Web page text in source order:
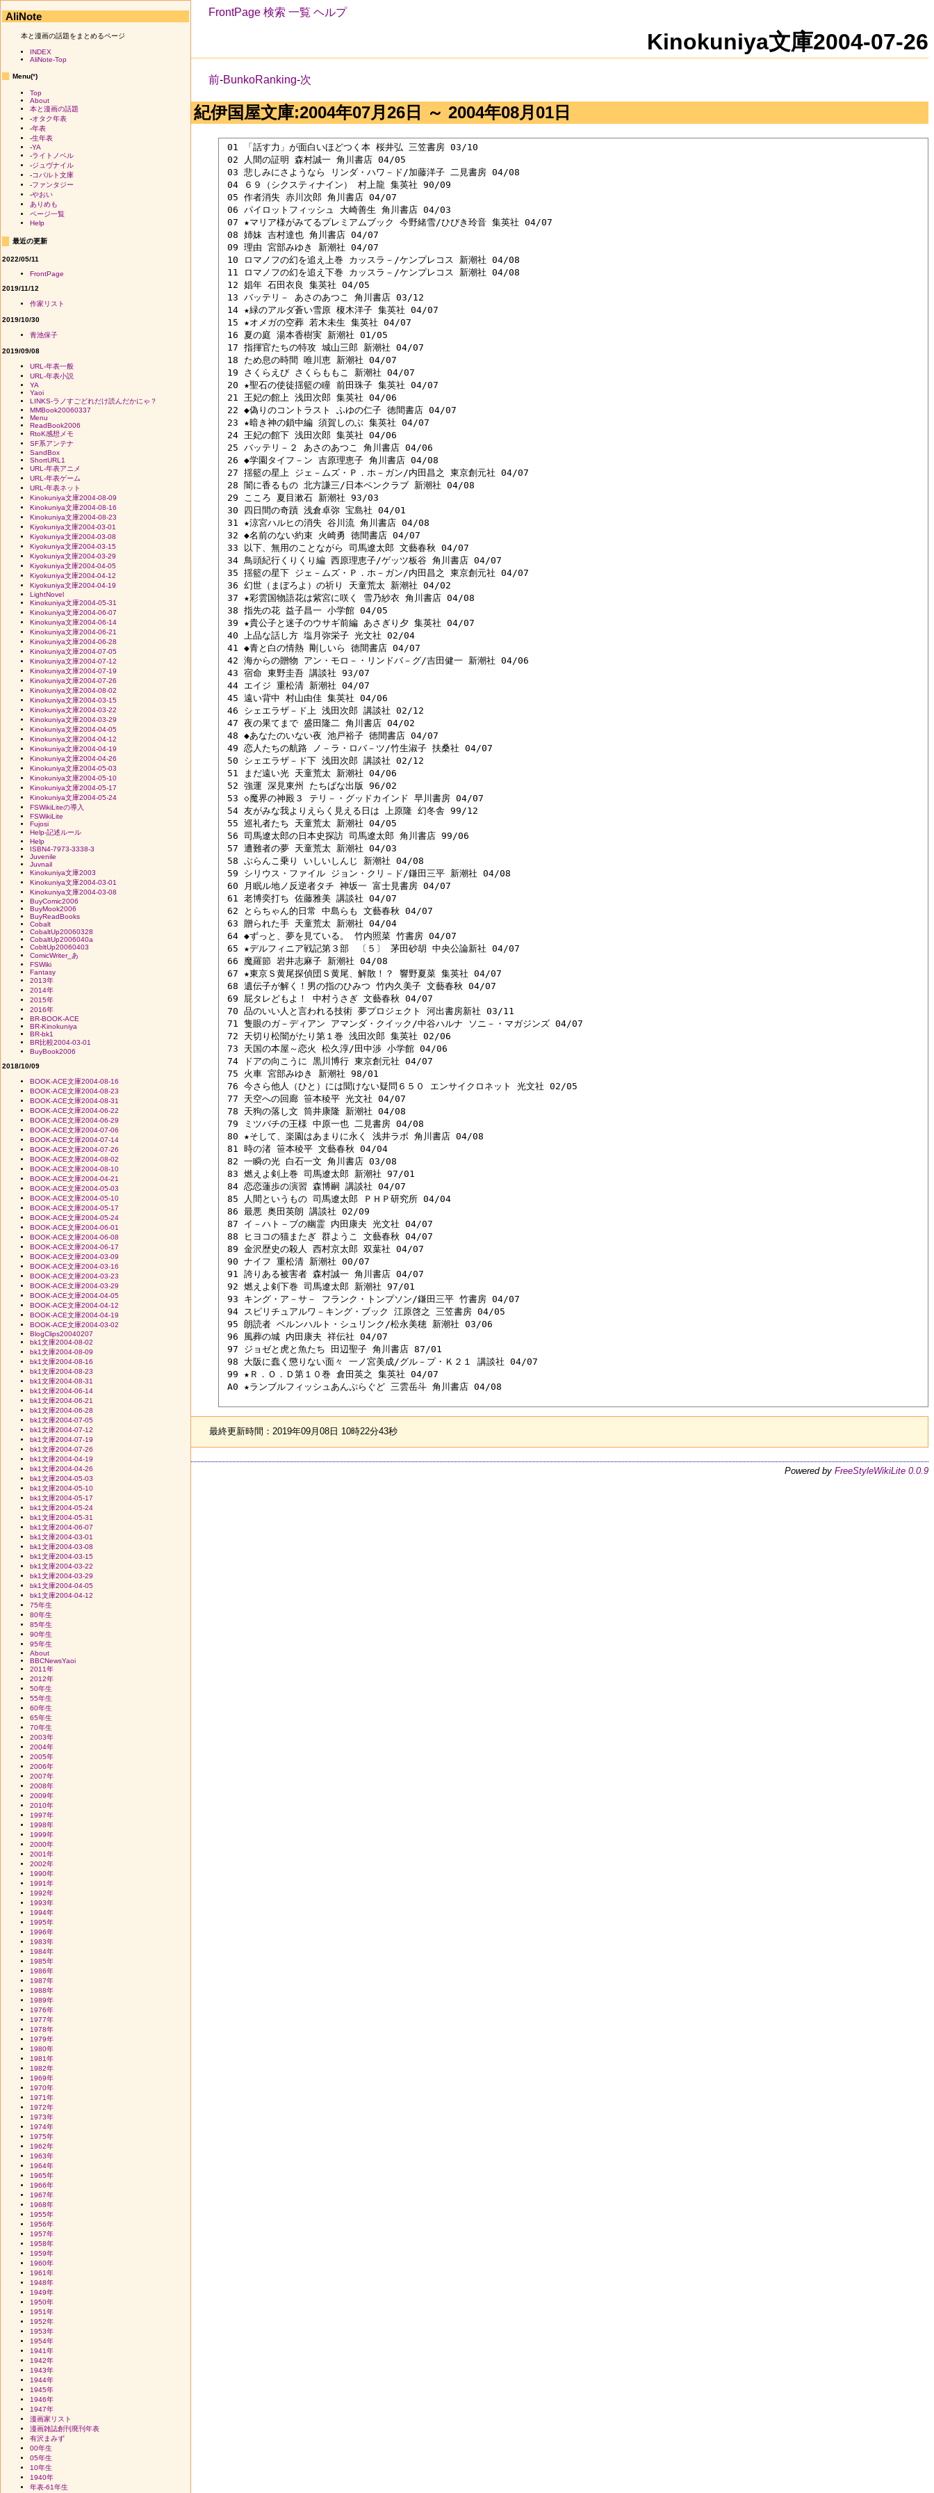
FrontPage 検索 一覧 ヘルプ
Kinokuniya文庫2004-07-26
前-BunkoRanking-次
紀伊国屋文庫:2004年07月26日 ～ 2004年08月01日
01 「話す力」が面白いほどつく本 桜井弘 三笠書房 03/10
02 人間の証明 森村誠一 角川書店 04/05
03 悲しみにさようなら リンダ・ハワ－ド/加藤洋子 二見書房 04/08
04 ６９（シクスティナイン） 村上龍 集英社 90/09
05 作者消失 赤川次郎 角川書店 04/07
06 パイロットフィッシュ 大崎善生 角川書店 04/03
07 ★マリア様がみてるプレミアムブック 今野緒雪/ひびき玲音 集英社 04/07
08 姉妹 吉村達也 角川書店 04/07
09 理由 宮部みゆき 新潮社 04/07
10 ロマノフの幻を追え上巻 カッスラ－/ケンプレコス 新潮社 04/08
11 ロマノフの幻を追え下巻 カッスラ－/ケンプレコス 新潮社 04/08
12 娼年 石田衣良 集英社 04/05
13 バッテリ－ あさのあつこ 角川書店 03/12
14 ★緑のアルダ蒼い雪原 榎木洋子 集英社 04/07
15 ★オメガの空葬 若木未生 集英社 04/07
16 夏の庭 湯本香樹実 新潮社 01/05
17 指揮官たちの特攻 城山三郎 新潮社 04/07
18 ため息の時間 唯川恵 新潮社 04/07
19 さくらえび さくらももこ 新潮社 04/07
20 ★聖石の使徒揺籃の瞳 前田珠子 集英社 04/07
21 王妃の館上 浅田次郎 集英社 04/06
22 ◆偽りのコントラスト ふゆの仁子 徳間書店 04/07
23 ★暗き神の鎖中編 須賀しのぶ 集英社 04/07
24 王妃の館下 浅田次郎 集英社 04/06
25 バッテリ－２ あさのあつこ 角川書店 04/06
26 ◆学園タイフ－ン 吉原理恵子 角川書店 04/08
27 揺籃の星上 ジェ－ムズ・Ｐ．ホ－ガン/内田昌之 東京創元社 04/07
28 闇に香るもの 北方謙三/日本ペンクラブ 新潮社 04/08
29 こころ 夏目漱石 新潮社 93/03
30 四日間の奇蹟 浅倉卓弥 宝島社 04/01
31 ★涼宮ハルヒの消失 谷川流 角川書店 04/08
32 ◆名前のない約束 火崎勇 徳間書店 04/07
33 以下、無用のことながら 司馬遼太郎 文藝春秋 04/07
34 鳥頭紀行くりくり編 西原理恵子/ゲッツ板谷 角川書店 04/07
35 揺籃の星下 ジェ－ムズ・Ｐ．ホ－ガン/内田昌之 東京創元社 04/07
36 幻世（まぼろよ）の祈り 天童荒太 新潮社 04/02
37 ★彩雲国物語花は紫宮に咲く 雪乃紗衣 角川書店 04/08
38 指先の花 益子昌一 小学館 04/05
39 ★貴公子と迷子のウサギ前編 あさぎり夕 集英社 04/07
40 上品な話し方 塩月弥栄子 光文社 02/04
41 ◆青と白の情熱 剛しいら 徳間書店 04/07
42 海からの贈物 アン・モロ－・リンドバ－グ/吉田健一 新潮社 04/06
43 宿命 東野圭吾 講談社 93/07
44 エイジ 重松清 新潮社 04/07
45 遠い背中 村山由佳 集英社 04/06
46 シェエラザ－ド上 浅田次郎 講談社 02/12
47 夜の果てまで 盛田隆二 角川書店 04/02
48 ◆あなたのいない夜 池戸裕子 徳間書店 04/07
49 恋人たちの航路 ノ－ラ・ロバ－ツ/竹生淑子 扶桑社 04/07
50 シェエラザ－ド下 浅田次郎 講談社 02/12
51 まだ遠い光 天童荒太 新潮社 04/06
52 強運 深見東州 たちばな出版 96/02
53 ◇魔界の神殿３ テリ－・グッドカインド 早川書房 04/07
54 友がみな我よりえらく見える日は 上原隆 幻冬舎 99/12
55 巡礼者たち 天童荒太 新潮社 04/05
56 司馬遼太郎の日本史探訪 司馬遼太郎 角川書店 99/06
57 遭難者の夢 天童荒太 新潮社 04/03
58 ぶらんこ乗り いしいしんじ 新潮社 04/08
59 シリウス・ファイル ジョン・クリ－ド/鎌田三平 新潮社 04/08
60 月眠ル地ノ反逆者タチ 神坂一 富士見書房 04/07
61 老博奕打ち 佐藤雅美 講談社 04/07
62 とらちゃん的日常 中島らも 文藝春秋 04/07
63 贈られた手 天童荒太 新潮社 04/04
64 ◆ずっと、夢を見ている。 竹内照菜 竹書房 04/07
65 ★デルフィニア戦記第３部　〔５〕 茅田砂胡 中央公論新社 04/07
66 魔羅節 岩井志麻子 新潮社 04/08
67 ★東京Ｓ黄尾探偵団Ｓ黄尾、解散！？ 響野夏菜 集英社 04/07
68 遺伝子が解く！男の指のひみつ 竹内久美子 文藝春秋 04/07
69 屁タレどもよ！ 中村うさぎ 文藝春秋 04/07
70 品のいい人と言われる技術 夢プロジェクト 河出書房新社 03/11
71 隻眼のガ－ディアン アマンダ・クイック/中谷ハルナ ソニ－・マガジンズ 04/07
72 天切り松闇がたり第１巻 浅田次郎 集英社 02/06
73 天国の本屋～恋火 松久淳/田中渉 小学館 04/06
74 ドアの向こうに 黒川博行 東京創元社 04/07
75 火車 宮部みゆき 新潮社 98/01
76 今さら他人（ひと）には聞けない疑問６５０ エンサイクロネット 光文社 02/05
77 天空への回廊 笹本稜平 光文社 04/07
78 天狗の落し文 筒井康隆 新潮社 04/08
79 ミツバチの王様 中原一也 二見書房 04/08
80 ★そして、楽園はあまりに永く 浅井ラボ 角川書店 04/08
81 時の渚 笹本稜平 文藝春秋 04/04
82 一瞬の光 白石一文 角川書店 03/08
83 燃えよ剣上巻 司馬遼太郎 新潮社 97/01
84 恋恋蓮歩の演習 森博嗣 講談社 04/07
85 人間というもの 司馬遼太郎 ＰＨＰ研究所 04/04
86 最悪 奥田英朗 講談社 02/09
87 イ－ハト－ブの幽霊 内田康夫 光文社 04/07
88 ヒヨコの猫またぎ 群ようこ 文藝春秋 04/07
89 金沢歴史の殺人 西村京太郎 双葉社 04/07
90 ナイフ 重松清 新潮社 00/07
91 誇りある被害者 森村誠一 角川書店 04/07
92 燃えよ剣下巻 司馬遼太郎 新潮社 97/01
93 キング・ア－サ－ フランク・トンプソン/鎌田三平 竹書房 04/07
94 スピリチュアルワ－キング・ブック 江原啓之 三笠書房 04/05
95 朗読者 ベルンハルト・シュリンク/松永美穂 新潮社 03/06
96 風葬の城 内田康夫 祥伝社 04/07
97 ジョゼと虎と魚たち 田辺聖子 角川書店 87/01
98 大阪に蠢く懲りない面々 一ノ宮美成/グル－プ・Ｋ２１ 講談社 04/07
99 ★Ｒ．Ｏ．Ｄ第１０巻 倉田英之 集英社 04/07
A0 ★ランブルフィッシュあんぷらぐど 三雲岳斗 角川書店 04/08
最終更新時間：2019年09月08日 10時22分43秒
Powered by FreeStyleWikiLite 0.0.9
AliNote
本と漫画の話題をまとめるページ
INDEX
AliNote-Top
Menu(*)
Top
About
本と漫画の話題
-オタク年表
-年表
-生年表
-YA
-ライトノベル
-ジュヴナイル
-コバルト文庫
-ファンタジー
-やおい
ありめも
ページ一覧
Help
最近の更新
2022/05/11
FrontPage
2019/11/12
作家リスト
2019/10/30
青池保子
2019/09/08
URL-年表一般
URL-年表小説
YA
Yaoi
LINKS-ラノすごどれだけ読んだかにゃ？
MMBook20060337
Menu
ReadBook2006
RtoK感想メモ
SF系アンテナ
SandBox
ShortURL1
URL-年表アニメ
URL-年表ゲーム
URL-年表ネット
Kinokuniya文庫2004-08-09
Kinokuniya文庫2004-08-16
Kinokuniya文庫2004-08-23
Kiyokuniya文庫2004-03-01
Kiyokuniya文庫2004-03-08
Kiyokuniya文庫2004-03-15
Kiyokuniya文庫2004-03-29
Kiyokuniya文庫2004-04-05
Kiyokuniya文庫2004-04-12
Kiyokuniya文庫2004-04-19
LightNovel
Kinokuniya文庫2004-05-31
Kinokuniya文庫2004-06-07
Kinokuniya文庫2004-06-14
Kinokuniya文庫2004-06-21
Kinokuniya文庫2004-06-28
Kinokuniya文庫2004-07-05
Kinokuniya文庫2004-07-12
Kinokuniya文庫2004-07-19
Kinokuniya文庫2004-07-26
Kinokuniya文庫2004-08-02
Kinokuniya文庫2004-03-15
Kinokuniya文庫2004-03-22
Kinokuniya文庫2004-03-29
Kinokuniya文庫2004-04-05
Kinokuniya文庫2004-04-12
Kinokuniya文庫2004-04-19
Kinokuniya文庫2004-04-26
Kinokuniya文庫2004-05-03
Kinokuniya文庫2004-05-10
Kinokuniya文庫2004-05-17
Kinokuniya文庫2004-05-24
FSWikiLiteの導入
FSWikiLite
Fujosi
Help-記述ルール
Help
ISBN4-7973-3338-3
Juvenile
Juvnail
Kinokuniya文庫2003
Kinokuniya文庫2004-03-01
Kinokuniya文庫2004-03-08
BuyComic2006
BuyMook2006
BuyReadBooks
Cobalt
CobaltUp20060328
CobaltUp2006040a
CobltUp20060403
ComicWriter_あ
FSWiki
Fantasy
2013年
2014年
2015年
2016年
BR-BOOK-ACE
BR-Kinokuniya
BR-bk1
BR比較2004-03-01
BuyBook2006
2018/10/09
BOOK-ACE文庫2004-08-16
BOOK-ACE文庫2004-08-23
BOOK-ACE文庫2004-08-31
BOOK-ACE文庫2004-06-22
BOOK-ACE文庫2004-06-29
BOOK-ACE文庫2004-07-06
BOOK-ACE文庫2004-07-14
BOOK-ACE文庫2004-07-26
BOOK-ACE文庫2004-08-02
BOOK-ACE文庫2004-08-10
BOOK-ACE文庫2004-04-21
BOOK-ACE文庫2004-05-03
BOOK-ACE文庫2004-05-10
BOOK-ACE文庫2004-05-17
BOOK-ACE文庫2004-05-24
BOOK-ACE文庫2004-06-01
BOOK-ACE文庫2004-06-08
BOOK-ACE文庫2004-06-17
BOOK-ACE文庫2004-03-09
BOOK-ACE文庫2004-03-16
BOOK-ACE文庫2004-03-23
BOOK-ACE文庫2004-03-29
BOOK-ACE文庫2004-04-05
BOOK-ACE文庫2004-04-12
BOOK-ACE文庫2004-04-19
BOOK-ACE文庫2004-03-02
BlogClips20040207
bk1文庫2004-08-02
bk1文庫2004-08-09
bk1文庫2004-08-16
bk1文庫2004-08-23
bk1文庫2004-08-31
bk1文庫2004-06-14
bk1文庫2004-06-21
bk1文庫2004-06-28
bk1文庫2004-07-05
bk1文庫2004-07-12
bk1文庫2004-07-19
bk1文庫2004-07-26
bk1文庫2004-04-19
bk1文庫2004-04-26
bk1文庫2004-05-03
bk1文庫2004-05-10
bk1文庫2004-05-17
bk1文庫2004-05-24
bk1文庫2004-05-31
bk1文庫2004-06-07
bk1文庫2004-03-01
bk1文庫2004-03-08
bk1文庫2004-03-15
bk1文庫2004-03-22
bk1文庫2004-03-29
bk1文庫2004-04-05
bk1文庫2004-04-12
75年生
80年生
85年生
90年生
95年生
About
BBCNewsYaoi
2011年
2012年
50年生
55年生
60年生
65年生
70年生
2003年
2004年
2005年
2006年
2007年
2008年
2009年
2010年
1997年
1998年
1999年
2000年
2001年
2002年
1990年
1991年
1992年
1993年
1994年
1995年
1996年
1983年
1984年
1985年
1986年
1987年
1988年
1989年
1976年
1977年
1978年
1979年
1980年
1981年
1982年
1969年
1970年
1971年
1972年
1973年
1974年
1975年
1962年
1963年
1964年
1965年
1966年
1967年
1968年
1955年
1956年
1957年
1958年
1959年
1960年
1961年
1948年
1949年
1950年
1951年
1952年
1953年
1954年
1941年
1942年
1943年
1944年
1945年
1946年
1947年
漫画家リスト
漫画雑誌創刊廃刊年表
有沢まみず
00年生
05年生
10年生
1940年
年表-61年生